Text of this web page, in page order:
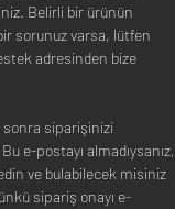
Belirli bir ürünün
sorunuz varsa, lütfen
adresinden bize
sonra siparişinizi
e-postayı almadıysanız,
ve bulabilecek misiniz
sipariş onayı e-